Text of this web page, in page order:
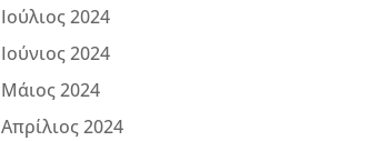
Ιούλιος 2024
Ιούνιος 2024
Μάιος 2024
Απρίλιος 2024